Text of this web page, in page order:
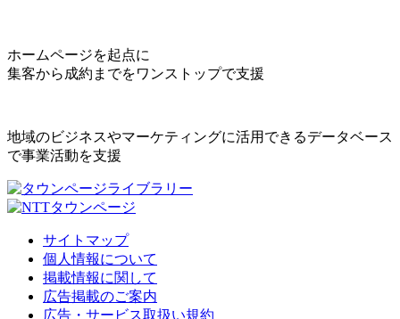
ホームページを起点に
集客から成約までをワンストップで支援
地域のビジネスやマーケティングに活用できるデータベース
で事業活動を支援
サイトマップ
個人情報について
掲載情報に関して
広告掲載のご案内
広告・サービス取扱い規約